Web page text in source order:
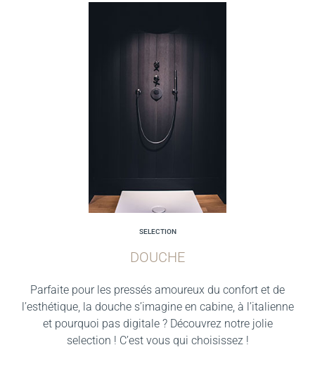
SELECTION
DOUCHE
Parfaite pour les pressés amoureux du confort et de
l’esthétique, la douche s’imagine en cabine, à l’italienne
et pourquoi pas digitale ? Découvrez notre jolie
selection ! C’est vous qui choisissez !